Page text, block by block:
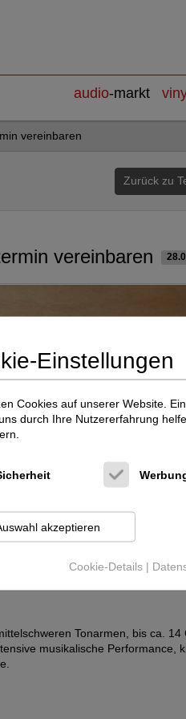
audio-markt
vereinbaren
Zurück zu
vereinbaren
Tonarmen, bis ca. 14
musikalische Performance,
Einstellungen
Cookies auf unserer Website.
durch Ihre Nutzererfahrung
Cookie-Details |
akzeptieren